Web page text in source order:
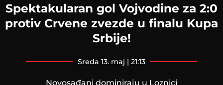
Spektakularan gol Vojvodine za 2:0
protiv Crvene zvezde u finalu Kupa
Srbije!
sreda 13. maj | 21:13
Novosađani dominiraju u Loznici